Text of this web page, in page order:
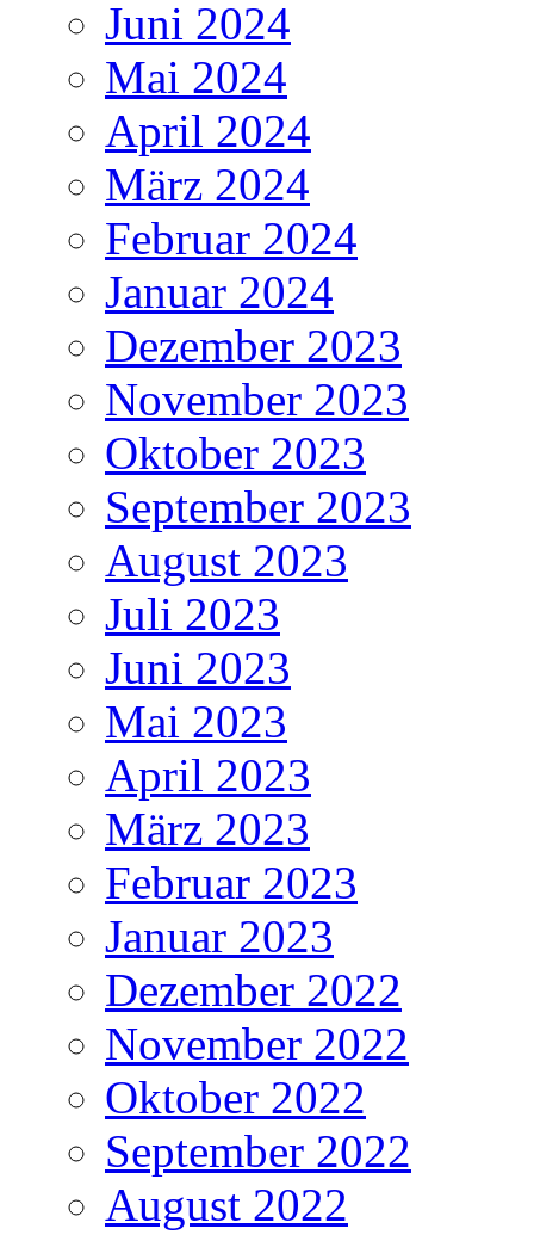
Juni 2024
Mai 2024
April 2024
März 2024
Februar 2024
Januar 2024
Dezember 2023
November 2023
Oktober 2023
September 2023
August 2023
Juli 2023
Juni 2023
Mai 2023
April 2023
März 2023
Februar 2023
Januar 2023
Dezember 2022
November 2022
Oktober 2022
September 2022
August 2022